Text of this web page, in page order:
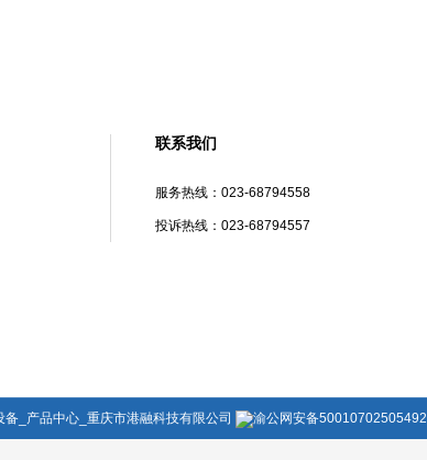
联系我们
服务热线： 023-68794558
投诉热线： 023-68794557
_产品中心_重庆市港融科技有限公司 渝公网安备50010702505492